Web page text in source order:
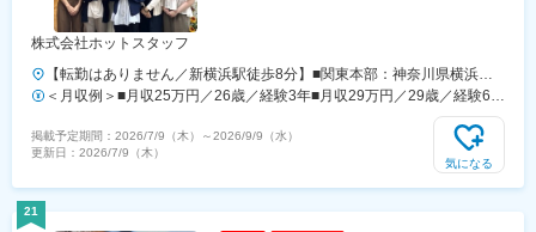
株式会社ホットスタッフ
【転勤はありません／新横浜駅徒歩8分】■関東本部：神奈川県横浜市
港北区新横浜2-11-5 川浅ビル7F＜アクセス＞JR各線・横浜市営地下鉄
ブルーライン「新横浜駅」より徒歩8分※受動喫煙対策：オフィス内禁
煙（ビル内喫煙場所あり）
＜月収例＞■月収25万円／26歳／経験3年■月収29万円／29歳／経験6年
＜月給＞月給22万円以上＋時間外手当（全額支給）＋賞与年2回※上記
には、一律地域手当（2万円／月）を含みます。◎年功序列関係なく、
スキルや頑張りに応じて、しっかり昇給・昇格できる環境です！
掲載予定期間： 2026/7/9（木） ～2026/9/9（水）
更新日： 2026/7/9（木）
気になる
21